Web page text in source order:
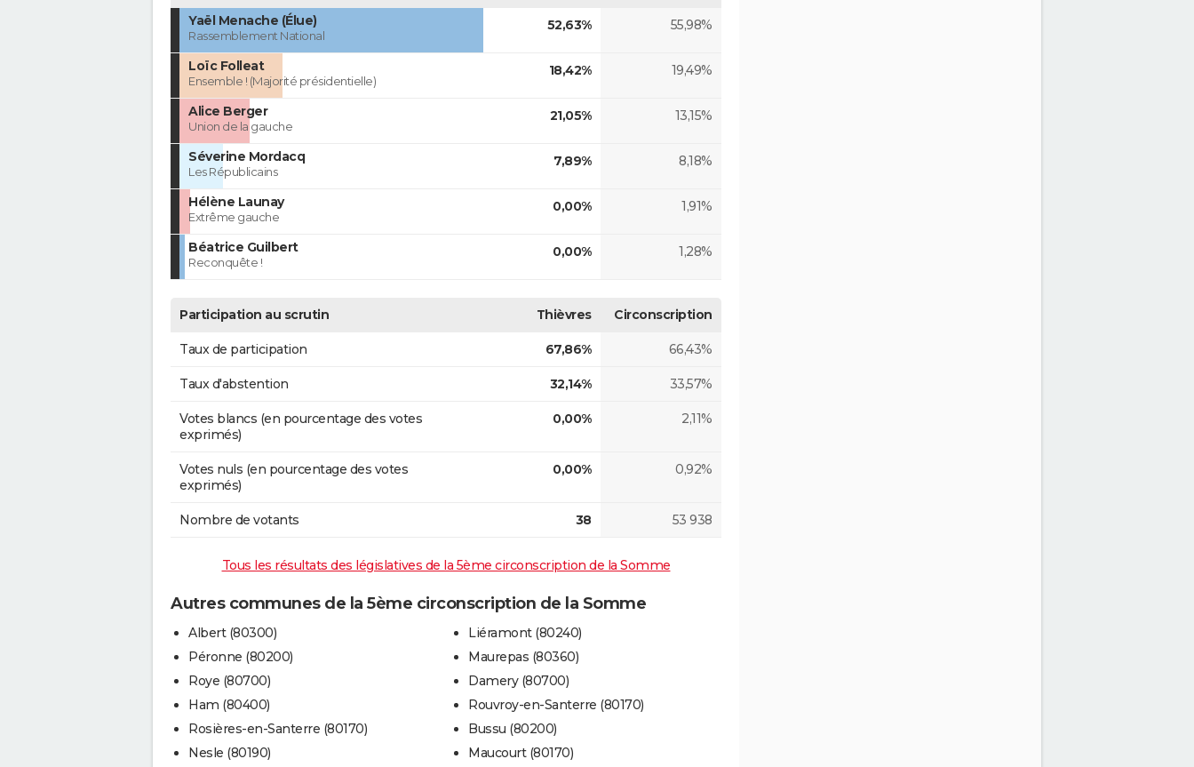
Yaël Menache (Élue)
Rassemblement National
52,63% 55,98%
Loïc Folleat
Ensemble ! (Majorité présidentielle)
18,42% 19,49%
Alice Berger
Union de la gauche
21,05% 13,15%
Séverine Mordacq
Les Républicains
7,89% 8,18%
Hélène Launay
Extrême gauche
0,00% 1,91%
Béatrice Guilbert
Reconquête !
0,00% 1,28%
Participation au scrutin Thièvres Circonscription
Taux de participation 67,86% 66,43%
Taux d'abstention 32,14% 33,57%
Votes blancs (en pourcentage des votes
exprimés)
0,00% 2,11%
Votes nuls (en pourcentage des votes
exprimés)
0,00% 0,92%
Nombre de votants 38 53 938
Tous les résultats des législatives de la 5ème circonscription de la Somme
Autres communes de la 5ème circonscription de la Somme
Albert (80300)
Péronne (80200)
Roye (80700)
Ham (80400)
Rosières-en-Santerre (80170)
Nesle (80190)
Liéramont (80240)
Maurepas (80360)
Damery (80700)
Rouvroy-en-Santerre (80170)
Bussu (80200)
Maucourt (80170)